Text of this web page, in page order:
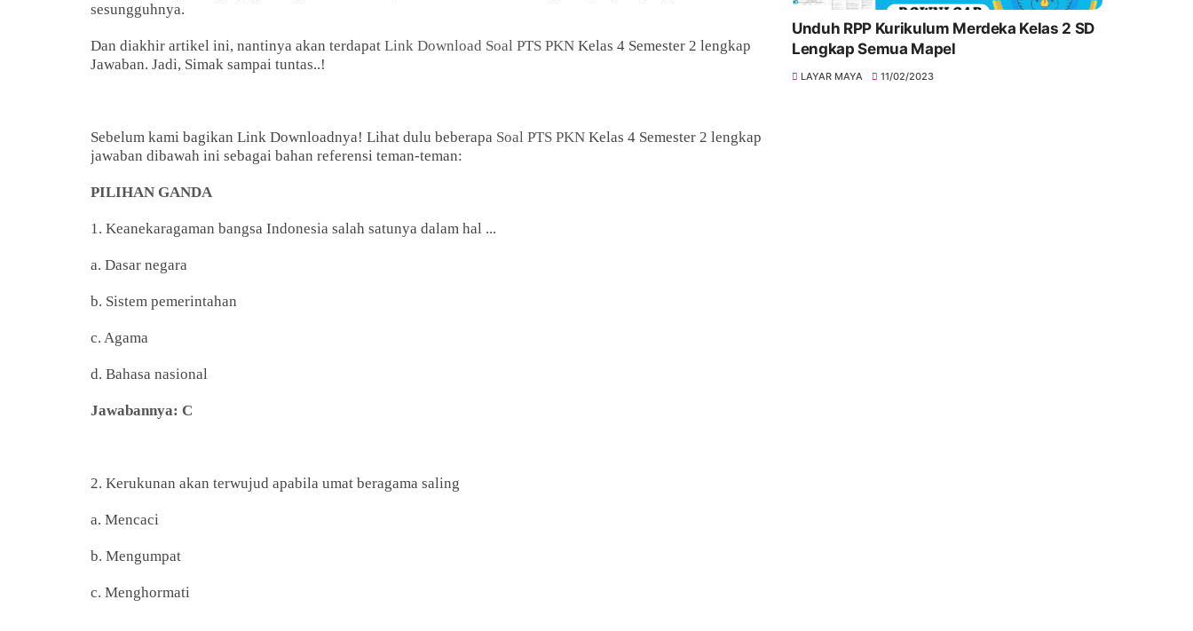
sesungguhnya.
Dan diakhir artikel ini, nantinya akan terdapat Link Download Soal PTS PKN Kelas 4 Semester 2 lengkap
Jawaban. Jadi, Simak sampai tuntas..!
Sebelum kami bagikan Link Downloadnya! Lihat dulu beberapa Soal PTS PKN Kelas 4 Semester 2 lengkap
jawaban dibawah ini sebagai bahan referensi teman-teman:
PILIHAN GANDA
1. Keanekaragaman bangsa Indonesia salah satunya dalam hal ...
a. Dasar negara
b. Sistem pemerintahan
c. Agama
d. Bahasa nasional
Jawabannya: C
2. Kerukunan akan terwujud apabila umat beragama saling
a. Mencaci
b. Mengumpat
c. Menghormati
Unduh RPP Kurikulum Merdeka Kelas 2 SD
Lengkap Semua Mapel
LAYAR MAYA 11/02/2023